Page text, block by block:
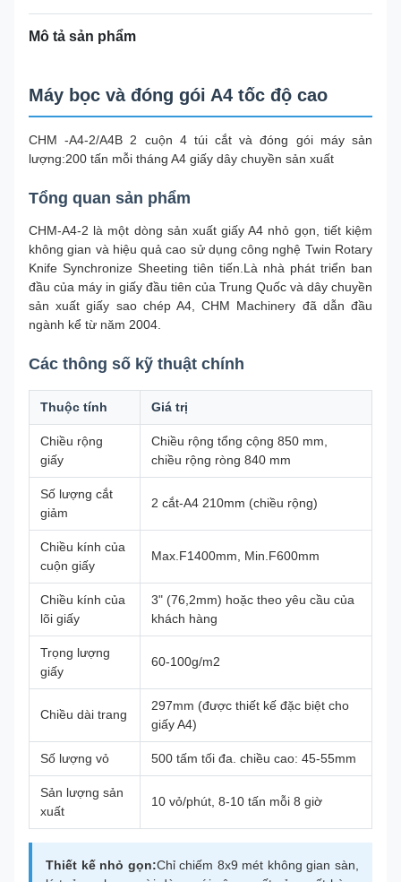
Mô tả sản phẩm
Máy bọc và đóng gói A4 tốc độ cao
CHM -A4-2/A4B 2 cuộn 4 túi cắt và đóng gói máy sản
lượng:200 tấn mỗi tháng A4 giấy dây chuyền sản xuất
Tổng quan sản phẩm
CHM-A4-2 là một dòng sản xuất giấy A4 nhỏ gọn, tiết kiệm
không gian và hiệu quả cao sử dụng công nghệ Twin Rotary
Knife Synchronize Sheeting tiên tiến.Là nhà phát triển ban
đầu của máy in giấy đầu tiên của Trung Quốc và dây chuyền
sản xuất giấy sao chép A4, CHM Machinery đã dẫn đầu
ngành kể từ năm 2004.
Các thông số kỹ thuật chính
Thuộc tính Giá trị
Chiều rộng
giấy
Chiều rộng tổng cộng 850 mm,
chiều rộng ròng 840 mm
Số lượng cắt
giảm
2 cắt-A4 210mm (chiều rộng)
Chiều kính của
cuộn giấy
Max.F1400mm, Min.F600mm
Chiều kính của
lõi giấy
3" (76,2mm) hoặc theo yêu cầu của
khách hàng
Trọng lượng
giấy
60-100g/m2
Chiều dài trang
297mm (được thiết kế đặc biệt cho
giấy A4)
Số lượng vỏ 500 tấm tối đa. chiều cao: 45-55mm
Sản lượng sản
xuất
10 vỏ/phút, 8-10 tấn mỗi 8 giờ
Thiết kế nhỏ gọn:Chỉ chiếm 8x9 mét không gian sàn,